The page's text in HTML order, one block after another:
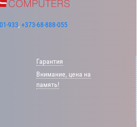
933, +373-68-888-055
Гарантия
Внимание, цена на
память!